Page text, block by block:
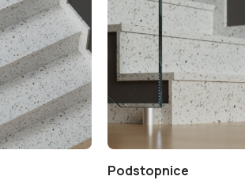
Podstopnice